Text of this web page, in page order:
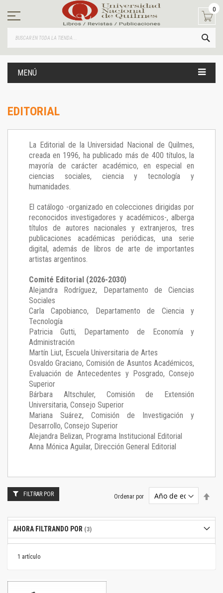
contenido
0
MENÚ
EDITORIAL
La Editorial de la Universidad Nacional de Quilmes,
creada en 1996, ha publicado más de 400 títulos, la
mayoría de carácter académico, en especial en
ciencias sociales, ciencia y tecnología y
humanidades.
El catálogo -organizado en colecciones dirigidas por
reconocidos investigadores y académicos-, alberga
títulos de autores nacionales y extranjeros, tres
publicaciones académicas periódicas, una serie
digital, además de libros de arte de importantes
artistas argentinos.
Comité Editorial (2026-2030)
Alejandra Rodríguez, Departamento de Ciencias
Sociales
Carla Capobianco, Departamento de Ciencia y
Tecnología
Patricia Gutti, Departamento de Economía y
Administración
Martín Liut, Escuela Universitaria de Artes
Osvaldo Graciano, Comisión de Asuntos Académicos,
Evaluación de Antecedentes y Posgrado, Consejo
Superior
Bárbara Altschuler, Comisión de Extensión
Universitaria, Consejo Superior
Mariana Suárez, Comisión de Investigación y
Desarrollo, Consejo Superior
Alejandra Belizan, Programa Institucional Editorial
Anna Mónica Aguilar, Dirección General Editorial
1 artículo
Ordenar por
FILTRAR POR
AHORA FILTRANDO POR